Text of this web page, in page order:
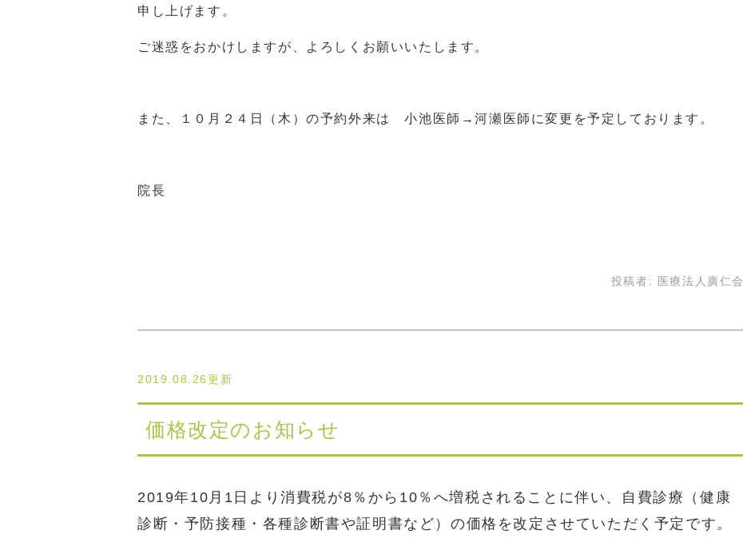
申し上げます。
ご迷惑をおかけしますが、よろしくお願いいたします。
また、１０月２４日（木）の予約外来は 小池医師→河瀬医師に変更を予定しております。
院長
投稿者: 医療法人廣仁会
2019.08.26更新
価格改定のお知らせ
2019年10月1日より消費税が8％から10％へ増税されることに伴い、自費診療（健康
診断・予防接種・各種診断書や証明書など）の価格を改定させていただく予定です。